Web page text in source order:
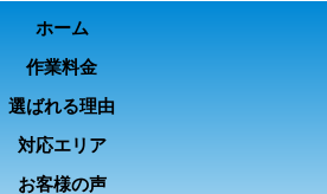
ホーム
作業料金
選ばれる理由
対応エリア
お客様の声